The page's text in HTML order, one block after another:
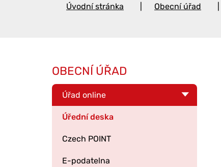
Úvodní stránka Obecní úřad
OBECNÍ ÚŘAD
Úřad online
Úřední deska
Czech POINT
E-podatelna